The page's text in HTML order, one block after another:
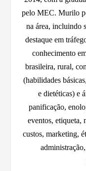
pelo MEC. Murilo
na área, incluindo
destaque em
conhecimento
brasileira, rural,
(habilidades
e dietéticas) e
panificação,
eventos, etiqueta,
custos, marketing,